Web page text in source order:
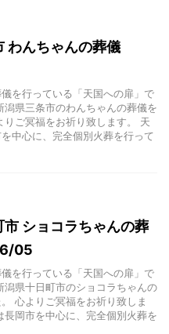
わんちゃんの葬儀
を行っている「天国への扉」で
潟県三条市のわんちゃんの葬儀を
りご冥福をお祈り致します。 天
中心に、完全個別火葬を行って
市 ショコラちゃんの葬
05
を行っている「天国への扉」で
潟県十日町市のショコラちゃんの
心よりご冥福をお祈り致しま
長岡市を中心に、完全個別火葬を